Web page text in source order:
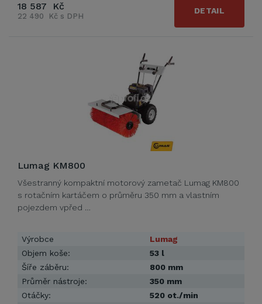
18 587 Kč
22 490 Kč s DPH
DETAIL
Lumag KM800
Všestranný kompaktní motorový zametač Lumag KM800
s rotačním kartáčem o průměru 350 mm a vlastním
pojezdem vpřed …
Výrobce
Lumag
Objem koše:
53 l
Šíře záběru:
800 mm
Průměr nástroje:
350 mm
Otáčky:
520 ot./min